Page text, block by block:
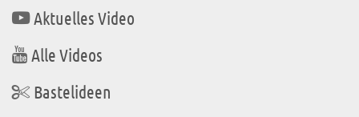
Aktuelles Video
Alle Videos
Bastelideen